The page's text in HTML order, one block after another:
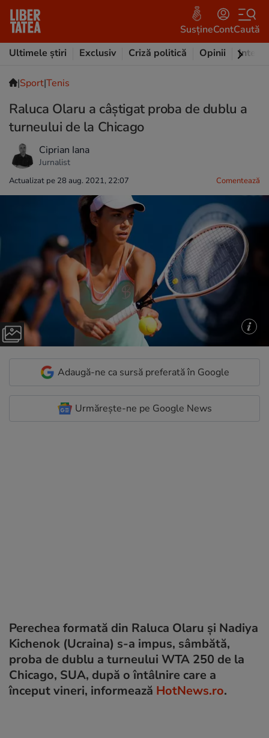
SusțineContCaută
Ultimele știri
Exclusiv Criză politică Opinii
|Sport|Tenis
Raluca Olaru a câștigat proba de dublu a
turneului de la Chicago
Ciprian Iana
Jurnalist
Actualizat pe 28 aug. 2021, 22:07 Comentează
Adaugă-ne ca sursă preferată în Google
Urmărește-ne pe Google News
Perechea formată din Raluca Olaru și Nadiya
Kichenok (Ucraina) s-a impus, sâmbătă,
proba de dublu a turneului WTA 250 de la
Chicago, SUA, după o întâlnire care a
început vineri, informează HotNews.ro.